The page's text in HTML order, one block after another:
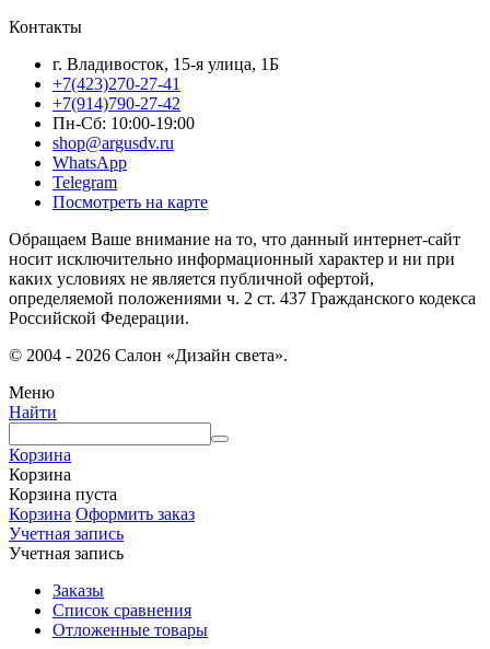
Контакты
г. Владивосток, 15-я улица, 1Б
+7(423)270-27-41
+7(914)790-27-42
Пн-Сб: 10:00-19:00
shop@argusdv.ru
WhatsApp
Telegram
Посмотреть на карте
Обращаем Ваше внимание на то, что данный интернет-сайт
носит исключительно информационный характер и ни при
каких условиях не является публичной офертой,
определяемой положениями ч. 2 ст. 437 Гражданского кодекса
Российской Федерации.
© 2004 - 2026 Салон «Дизайн света».
Меню
Найти
Корзина
Корзина
Корзина пуста
Корзина Оформить заказ
Учетная запись
Учетная запись
Заказы
Список сравнения
Отложенные товары